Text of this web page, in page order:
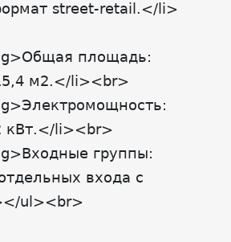
street-retail.</li>
площадь:
м2.</li><br>
кВт.</li><br>
группы:
входа с
ul><br>